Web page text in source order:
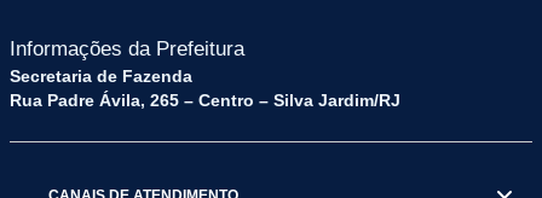
Informações da Prefeitura
Secretaria de Fazenda
Rua Padre Ávila, 265 – Centro – Silva Jardim/RJ